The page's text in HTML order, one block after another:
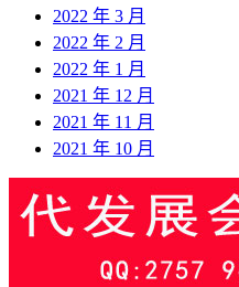
2022 年 3 月
2022 年 2 月
2022 年 1 月
2021 年 12 月
2021 年 11 月
2021 年 10 月